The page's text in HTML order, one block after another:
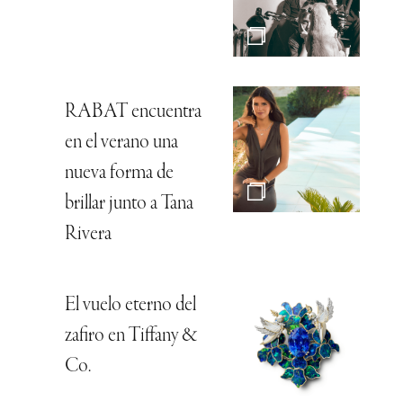
RABAT encuentra
en el verano una
nueva forma de
brillar junto a Tana
Rivera
El vuelo eterno del
zafiro en Tiffany &
Co.